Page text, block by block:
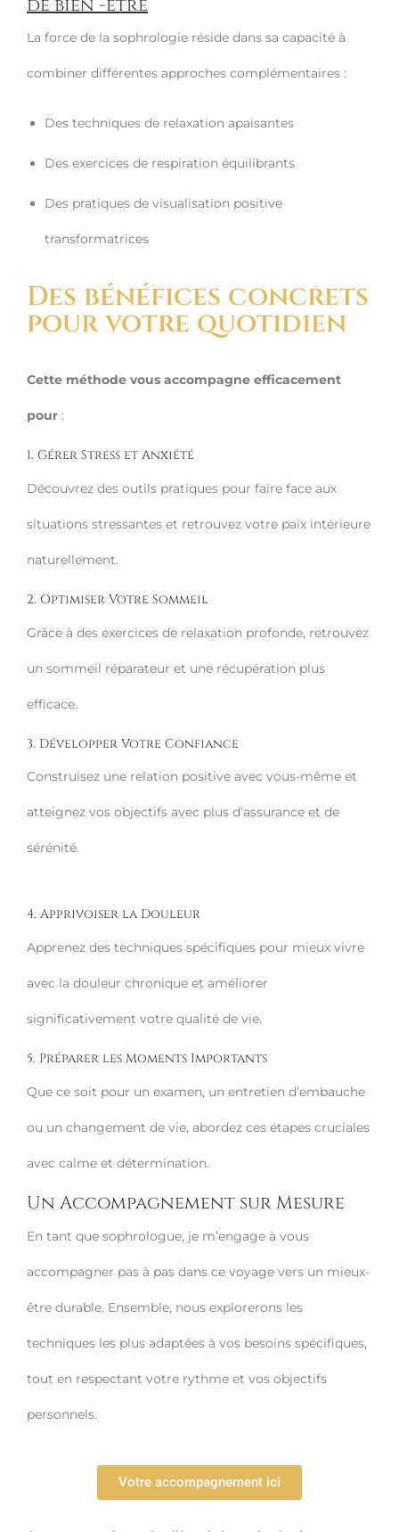
La force de la sophrologie réside dans sa capacité à
combiner différentes approches complémentaires :
Des techniques de relaxation apaisantes
Des exercices de respiration équilibrants
Des pratiques de visualisation positive
transformatrices
Des bénéfices concrets
pour votre quotidien
Cette méthode vous accompagne efficacement
pour :
1. Gérer Stress et Anxiété
Découvrez des outils pratiques pour faire face aux
situations stressantes et retrouvez votre paix intérieure
naturellement.
2. Optimiser Votre Sommeil
Grâce à des exercices de relaxation profonde, retrouvez
un sommeil réparateur et une récupération plus
efficace.
3. Développer Votre Confiance
Construisez une relation positive avec vous-même et
atteignez vos objectifs avec plus d’assurance et de
sérénité.
4. Apprivoiser la Douleur
Apprenez des techniques spécifiques pour mieux vivre
avec la douleur chronique et améliorer
significativement votre qualité de vie.
5. Préparer les Moments Importants
Que ce soit pour un examen, un entretien d’embauche
ou un changement de vie, abordez ces étapes cruciales
avec calme et détermination.
Un Accompagnement sur Mesure
En tant que sophrologue, je m’engage à vous
accompagner pas à pas dans ce voyage vers un mieux-
être durable. Ensemble, nous explorerons les
techniques les plus adaptées à vos besoins spécifiques,
tout en respectant votre rythme et vos objectifs
personnels.
Votre accompagnement ici